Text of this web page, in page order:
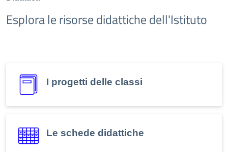
Esplora le risorse didattiche dell'Istituto
I progetti delle classi
Le schede didattiche